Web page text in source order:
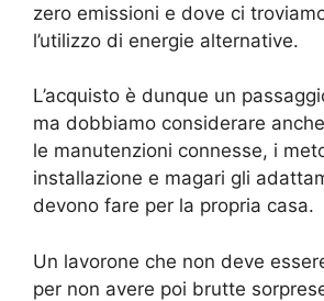
zero emissioni e dove ci
l’utilizzo di energie alternative.
L’acquisto è dunque un
ma dobbiamo considerare
le manutenzioni connesse, i
installazione e magari gli
devono fare per la propria casa.
Un lavorone che non deve
per non avere poi brutte